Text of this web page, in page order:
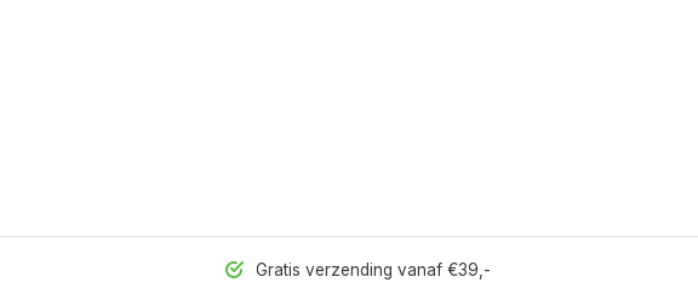
Gratis verzending vanaf €39,-